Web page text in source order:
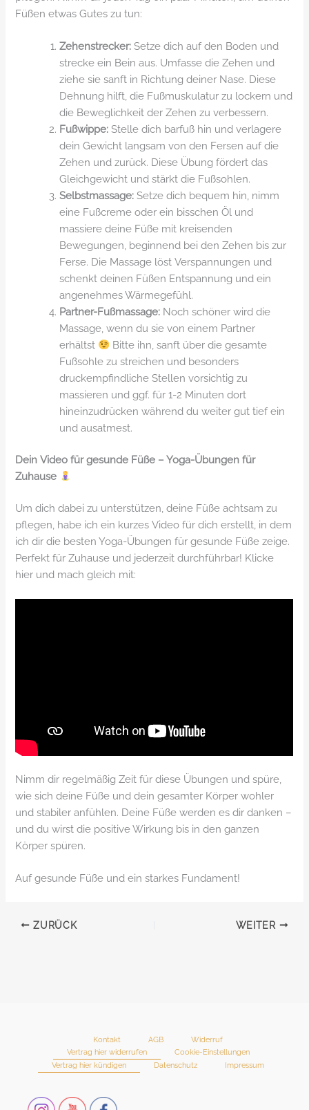
Füßen etwas Gutes zu tun:
Zehenstrecker: Setze dich auf den Boden und
strecke ein Bein aus. Umfasse die Zehen und
ziehe sie sanft in Richtung deiner Nase. Diese
Dehnung hilft, die Fußmuskulatur zu lockern und
die Beweglichkeit der Zehen zu verbessern.
Fußwippe: Stelle dich barfuß hin und verlagere
dein Gewicht langsam von den Fersen auf die
Zehen und zurück. Diese Übung fördert das
Gleichgewicht und stärkt die Fußsohlen.
Selbstmassage: Setze dich bequem hin, nimm
eine Fußcreme oder ein bisschen Öl und
massiere deine Füße mit kreisenden
Bewegungen, beginnend bei den Zehen bis zur
Ferse. Die Massage löst Verspannungen und
schenkt deinen Füßen Entspannung und ein
angenehmes Wärmegefühl.
Partner-Fußmassage: Noch schöner wird die
Massage, wenn du sie von einem Partner
erhältst
Bitte ihn, sanft über die gesamte
Fußsohle zu streichen und besonders
druckempfindliche Stellen vorsichtig zu
massieren und ggf. für 1-2 Minuten dort
hineinzudrücken während du weiter gut tief ein
und ausatmest.
Dein Video für gesunde Füße – Yoga-Übungen für
Zuhause
Um dich dabei zu unterstützen, deine Füße achtsam zu
pflegen, habe ich ein kurzes Video für dich erstellt, in dem
ich dir die besten Yoga-Übungen für gesunde Füße zeige.
Perfekt für Zuhause und jederzeit durchführbar! Klicke
hier und mach gleich mit:
Nimm dir regelmäßig Zeit für diese Übungen und spüre,
wie sich deine Füße und dein gesamter Körper wohler
und stabiler anfühlen. Deine Füße werden es dir danken –
und du wirst die positive Wirkung bis in den ganzen
Körper spüren.
Auf gesunde Füße und ein starkes Fundament!
ZURÜCK WEITER
Kontakt AGB
Widerruf
Vertrag hier widerrufen
Cookie-Einstellungen
Vertrag hier kündigen
Datenschutz Impressum